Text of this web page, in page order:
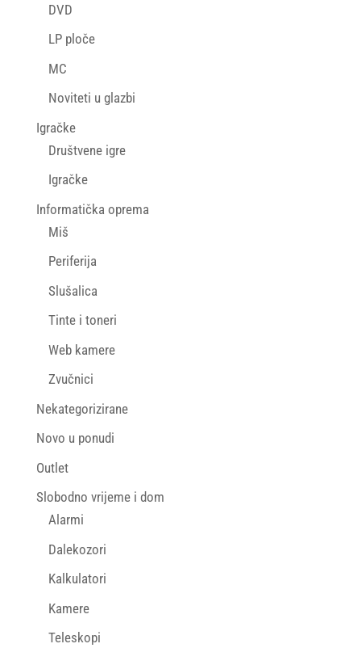
DVD
LP ploče
MC
Noviteti u glazbi
Igračke
Društvene igre
Igračke
Informatička oprema
Miš
Periferija
Slušalica
Tinte i toneri
Web kamere
Zvučnici
Nekategorizirane
Novo u ponudi
Outlet
Slobodno vrijeme i dom
Alarmi
Dalekozori
Kalkulatori
Kamere
Teleskopi